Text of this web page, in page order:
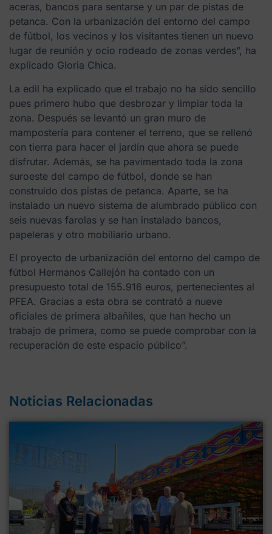
aceras, bancos para sentarse y un par de pistas de
petanca. Con la urbanización del entorno del campo
de fútbol, los vecinos y los visitantes tienen un nuevo
lugar de reunión y ocio rodeado de zonas verdes”, ha
explicado Gloria Chica.
La edil ha explicado que el trabajo no ha sido sencillo
pues primero hubo que desbrozar y limpiar toda la
zona. Después se levantó un gran muro de
mampostería para contener el terreno, que se rellenó
con tierra para hacer el jardín que ahora se puede
disfrutar. Además, se ha pavimentado toda la zona
suroeste del campo de fútbol, donde se han
construido dos pistas de petanca. Aparte, se ha
instalado un nuevo sistema de alumbrado público con
seis nuevas farolas y se han instalado bancos,
papeleras y otro mobiliario urbano.
El proyecto de urbanización del entorno del campo de
fútbol Hermanos Callejón ha contado con un
presupuesto total de 155.916 euros, pertenecientes al
PFEA. Gracias a esta obra se contrató a nueve
oficiales de primera albañiles, que han hecho un
trabajo de primera, como se puede comprobar con la
recuperación de este espacio público”.
Noticias Relacionadas